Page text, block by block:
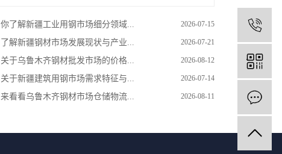
你了解新疆工业用钢市场细分领域... 2026-07-15
了解新疆钢材市场发展现状与产业... 2026-07-21
关于乌鲁木齐钢材批发市场的价格... 2026-08-12
关于新疆建筑用钢市场需求特征与... 2026-07-14
来看看乌鲁木齐钢材市场仓储物流... 2026-08-11